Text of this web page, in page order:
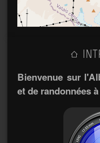
Bienvenue sur
et de randonnées